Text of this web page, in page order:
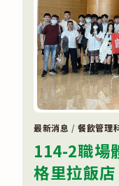
祝
福
活
動
🍰
🀄〉
中
最新消息 /餐飲管理
114-2職場
格里拉飯店